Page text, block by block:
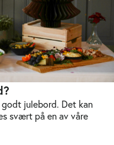
julebord. Det kan
svært på en av våre